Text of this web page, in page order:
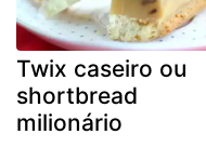
Twix caseiro ou
shortbread
milionário